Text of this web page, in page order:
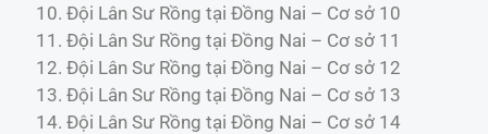
Đội Lân Sư Rồng tại Đồng Nai – Cơ sở 10
Đội Lân Sư Rồng tại Đồng Nai – Cơ sở 11
Đội Lân Sư Rồng tại Đồng Nai – Cơ sở 12
Đội Lân Sư Rồng tại Đồng Nai – Cơ sở 13
Đội Lân Sư Rồng tại Đồng Nai – Cơ sở 14